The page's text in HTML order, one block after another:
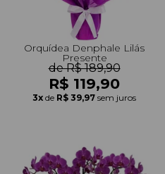
Orquídea Denphale Lilás
Presente
de R$ 189,90
R$ 119,90
3x de R$ 39,97 sem juros